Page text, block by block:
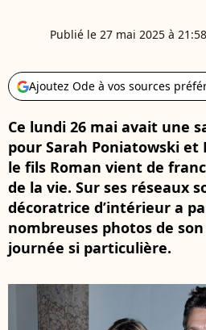
Publié le 27 mai 2025 à 21:58
Ajoutez Ode à vos sources
Ce lundi 26 mai avait une
pour Sarah Poniatowski et
le fils Roman vient de
de la vie. Sur ses réseaux
décoratrice d’intérieur a
nombreuses photos de
journée si particulière.